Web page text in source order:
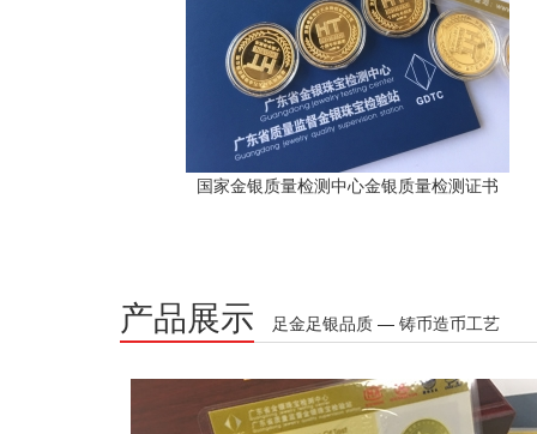
国家金银质量检测中心金银质量检测证书
产品展示 足金足银品质 — 铸币造币工艺